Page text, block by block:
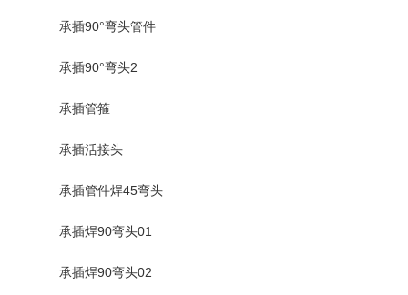
承插90°弯头管件
承插90°弯头2
承插管箍
承插活接头
承插管件焊45弯头
承插焊90弯头01
承插焊90弯头02